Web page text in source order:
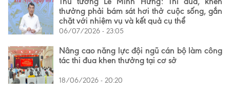
thưởng phải bám sát hơi thở cuộc sống, gắn
chặt với nhiệm vụ và kết quả cụ thể
06/07/2026 - 23:05
Nâng cao năng lực đội ngũ cán bộ làm công
tác thi đua khen thưởng tại cơ sở
18/06/2026 - 20:20